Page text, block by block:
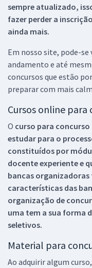
sempre atualizado,
fazer perder a
ainda mais.
Em nosso site, pode-
andamento e até
concursos que estão
preparar com mais
Cursos online para
O curso para concurso
estudar para o
constituídos por
docente experiente e
bancas
características das
organização de
uma tem a sua forma
seletivos.
Material para
Ao adquirir algum